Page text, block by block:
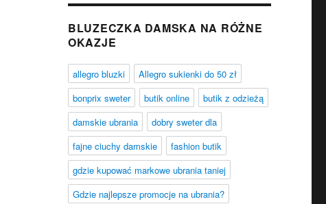
BLUZECZKA DAMSKA NA RÓŻNE
OKAZJE
allegro bluzki
Allegro sukienki do 50 zł
bonprix sweter
butik online
butik z odzieżą
damskie ubrania
dobry sweter dla
fajne ciuchy damskie
fashion butik
gdzie kupować markowe ubrania taniej
Gdzie najlepsze promocje na ubrania?